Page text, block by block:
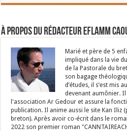
À propos du rédacteur Eflamm
Marié et père de 5
impliqué dans la vie
de la Pastorale du
son bagage
d’études, il s’est mis
devenant aumônier.
l'association Ar Gedour et assure la
publication. Il anime aussi le site Kan Iliz
breton). Après avoir co-écrit dans le
2022 son premier roman